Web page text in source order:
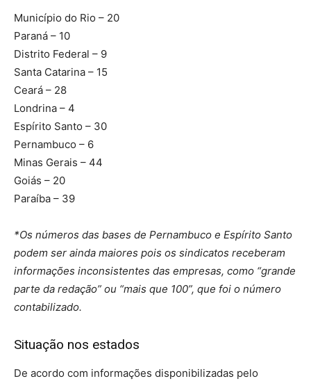
Município do Rio – 20
Paraná – 10
Distrito Federal – 9
Santa Catarina – 15
Ceará – 28
Londrina – 4
Espírito Santo – 30
Pernambuco – 6
Minas Gerais – 44
Goiás – 20
Paraíba – 39
*Os números das bases de Pernambuco e Espírito Santo
podem ser ainda maiores pois os sindicatos receberam
informações inconsistentes das empresas, como “grande
parte da redação” ou “mais que 100”, que foi o número
contabilizado.
Situação nos estados
De acordo com informações disponibilizadas pelo